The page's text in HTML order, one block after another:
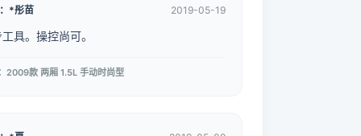
*彤苗 2019-05-19
具。操控尚可。
2009款 两厢 1.5L 手动时尚型